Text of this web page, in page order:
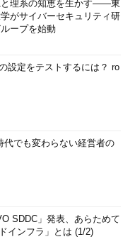
理系の知恵を生かす――東
がサイバーセキュリティ研
ープを始動
設定をテストするには？ ro
代でも変わらない経営者の
SDDC」発表、あらためて
インフラ」とは (1/2)